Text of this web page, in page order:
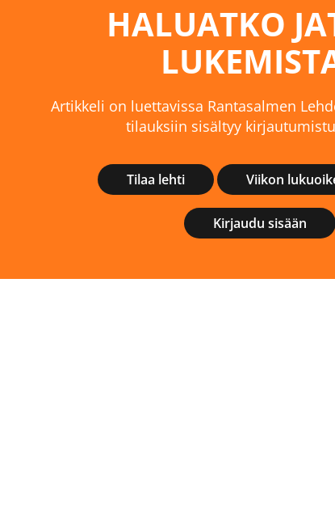
HALUATKO
Artikkeli on luettavissa Rantasalmen
tilauksiin sisältyy
Tilaa lehti Viikon
Kirjaudu sisään